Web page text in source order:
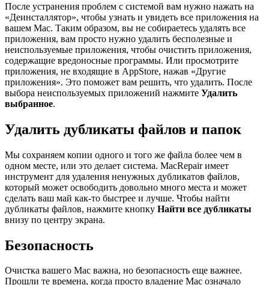
После устранения проблем с системой вам нужно нажать на
«Деинсталлятор», чтобы узнать и увидеть все приложения на
вашем Mac. Таким образом, вы не собираетесь удалять все
приложения, вам просто нужно удалить бесполезные и
неиспользуемые приложения, чтобы очистить приложения,
содержащие вредоносные программы. Или просмотрите
приложения, не входящие в AppStore, нажав «Другие
приложения». Это поможет вам решить, что удалить. После
выбора неиспользуемых приложений нажмите Удалить
выбранное.
Удалить дубликаты файлов и папок
Мы сохраняем копии одного и того же файла более чем в
одном месте, или это делает система. MacRepair имеет
инструмент для удаления ненужных дубликатов файлов,
который может освободить довольно много места и может
сделать ваш май как-то быстрее и лучше. Чтобы найти
дубликаты файлов, нажмите кнопку Найти все дубликаты
внизу по центру экрана.
Безопасность
Очистка вашего Mac важна, но безопасность еще важнее.
Прошли те времена, когда просто владение Mac означало